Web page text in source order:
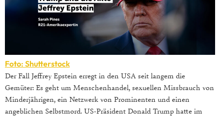
Foto: Shutterstock
Der Fall Jeffrey Epstein erregt in den USA seit langem die
Gemüter: Es geht um Menschenhandel, sexuellen Missbrauch von
Minderjährigen, ein Netzwerk von Prominenten und einen
angeblichen Selbstmord. US-Präsident Donald Trump hatte im